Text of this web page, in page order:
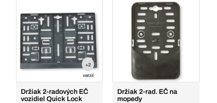
+2
verzií
Držiak 2-radových EČ
vozidiel Quick Lock
Držiak 2-rad. EČ na
mopedy